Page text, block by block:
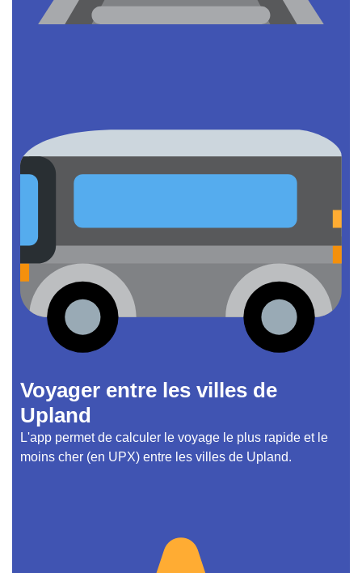
Voyager entre les villes de
Upland
L'app permet de calculer le voyage le plus rapide et le
moins cher (en UPX) entre les villes de Upland.